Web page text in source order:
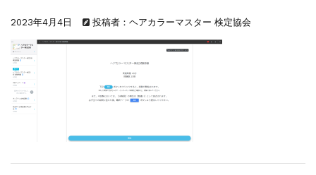
新着情報
一部ヘアカラーチャートのお値引きを行いま...
新着情報
2026年度夏季・シルバーウィーク休業の...
新着情報
2025.3.11
【新商品】厚口ヘアカラーチャートA4サイ...
新着情報
2024.4.10
2023年4月4日 投稿者：ヘアカラーマスター 検定協会